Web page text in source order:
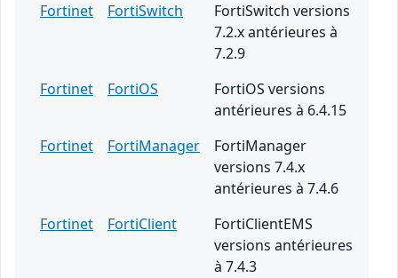
Fortinet
FortiSwitch
FortiSwitch versions
7.2.x antérieures à
7.2.9
Fortinet
FortiOS
FortiOS versions
antérieures à 6.4.15
Fortinet
FortiManager
FortiManager
versions 7.4.x
antérieures à 7.4.6
Fortinet
FortiClient
FortiClientEMS
versions antérieures
à 7.4.3